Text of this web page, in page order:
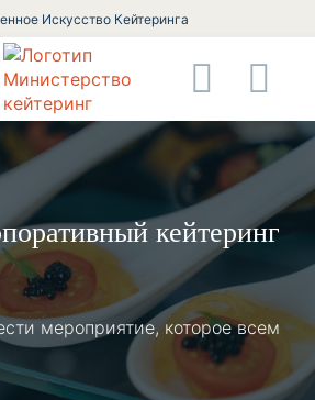
Искусство Кейтеринга
кейтеринг
мероприятие, которое всем